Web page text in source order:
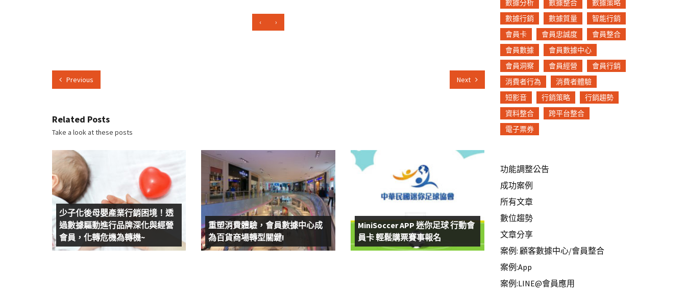
‹ ›
Previous Next
Related Posts
Take a look at these posts
少子化後母嬰產業行銷困境！透
過數據驅動進行品牌深化與經營
會員，化轉危機為轉機~
重塑消費體驗，會員數據中心成
為百貨商場轉型關鍵!
MiniSoccer APP 迷你足球 行動會
員卡 輕鬆購票賽事報名
數據分析
數據整合
數據策略
數據行銷
數據質量
智能行銷
會員卡
會員忠誠度
會員整合
會員數據
會員數據中心
會員洞察
會員經營
會員行銷
消費者行為
消費者體驗
短影音
行銷策略
行銷趨勢
資料整合
跨平台整合
電子票券
功能調整公告
成功案例
所有文章
數位趨勢
文章分享
案例: 顧客數據中心/會員整合
案例:App
案例:LINE@會員應用